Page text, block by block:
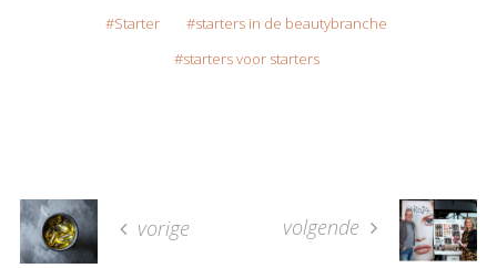
Starter
starters in de beautybranche
starters voor starters
vorige volgende